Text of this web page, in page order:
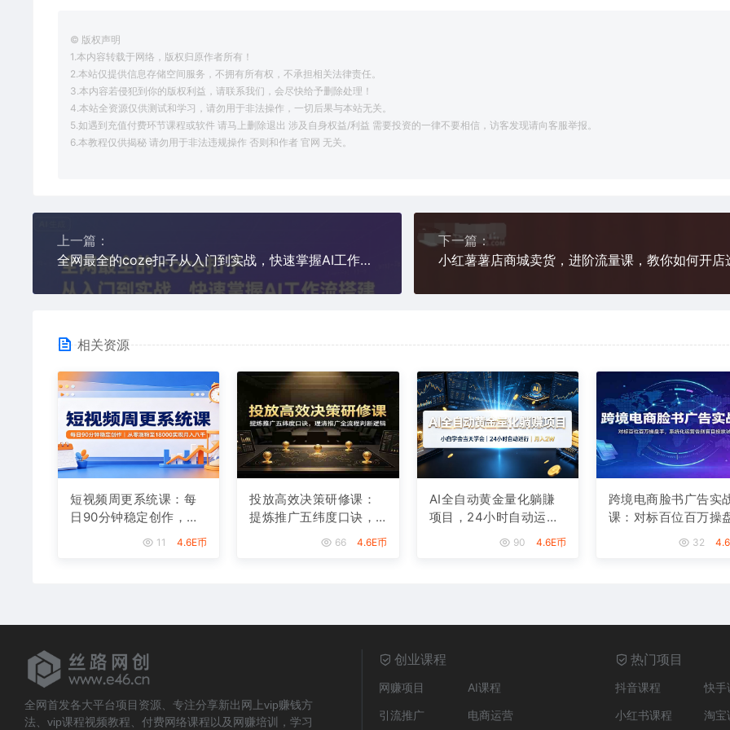
© 版权声明
1.本内容转载于网络，版权归原作者所有！
2.本站仅提供信息存储空间服务，不拥有所有权，不承担相关法律责任。
3.本内容若侵犯到你的版权利益，请联系我们，会尽快给予删除处理！
4.本站全资源仅供测试和学习，请勿用于非法操作，一切后果与本站无关。
5.如遇到充值付费环节课程或软件 请马上删除退出 涉及自身权益/利益 需要投资的一律不要相信，访客发现请向客服举报。
6.本教程仅供揭秘 请勿用于非法违规操作 否则和作者 官网 无关。
上一篇：
全网最全的coze扣子从入门到实战，快速掌握AI工作流搭建
下一篇：
相关资源
短视频周更系统课：每
日90分钟稳定创作，从
零涨粉至18000实现月
11 4.6E币
投放高效决策研修课：
提炼推广五纬度口诀，
理清推广全流程判断逻
66 4.6E币
AI全自动黄金量化躺賺
项目，24小时自动运
行，月入2W！ 90 4.6E币
跨境电商脸书广告实
课：对标百位百万操
手，系统化运营告别
32
全网首发各大平台项目资源、专注分享新出网上vip赚钱方
法、vip课程视频教程、付费网络课程以及网赚培训，学习
创业课程
网赚项目
AI课程
引流推广
电商运营
热门项目
抖音课程
快手
小红书课程
淘宝